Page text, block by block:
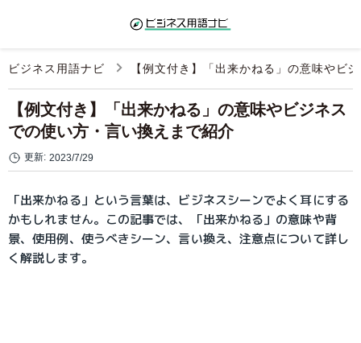
ビジネス用語ナビ 【例文付き】「出来かねる」の意味やビ
【例文付き】「出来かねる」の意味やビジネス
での使い方・言い換えまで紹介
更新: 2023/7/29
「出来かねる」という言葉は、ビジネスシーンでよく耳にする
かもしれません。この記事では、「出来かねる」の意味や背
景、使用例、使うべきシーン、言い換え、注意点について詳し
く解説します。